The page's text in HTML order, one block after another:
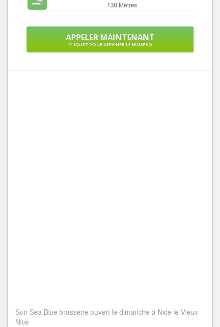
138 Mètres
APPELER MAINTENANT
CLIQUEZ POUR AFFICHER LE NUMÉRO
Sun Sea Blue brasserie ouvert le dimanche à Nice le Vieux
Nice